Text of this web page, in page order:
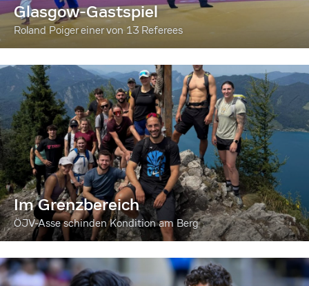
Glasgow-Gastspiel
Roland Poiger einer von 13 Referees
Im Grenzbereich
ÖJV-Asse schinden Kondition am Berg